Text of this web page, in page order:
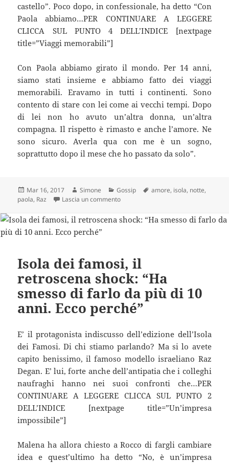
castello”. Poco dopo, in confessionale, ha detto “Con
Paola abbiamo…PER CONTINUARE A LEGGERE
CLICCA SUL PUNTO 4 DELL’INDICE [nextpage
title=”Viaggi memorabili”]
Con Paola abbiamo girato il mondo. Per 14 anni,
siamo stati insieme e abbiamo fatto dei viaggi
memorabili. Eravamo in tutti i continenti. Sono
contento di stare con lei come ai vecchi tempi. Dopo
di lei non ho avuto un’altra donna, un’altra
compagna. Il rispetto è rimasto e anche l’amore. Ne
sono sicuro. Averla qua con me è un sogno,
soprattutto dopo il mese che ho passato da solo”.
Scritto
il
Mar 16, 2017 Autore
Simone Categorie
Gossip Tag
amore, isola, notte,
paola, Raz Lascia un commentosu RAZ E PAOLA HANNO PASSATO
Isola dei famosi, il
retroscena shock: “Ha
smesso di farlo da più di 10
anni. Ecco perché”
E’ il protagonista indiscusso dell’edizione dell’Isola
dei Famosi. Di chi stiamo parlando? Ma si lo avete
capito benissimo, il famoso modello israeliano Raz
Degan. E’ lui, forte anche dell’antipatia che i colleghi
naufraghi hanno nei suoi confronti che…PER
CONTINUARE A LEGGERE CLICCA SUL PUNTO 2
DELL’INDICE [nextpage title=”Un’impresa
impossibile”]
Malena ha allora chiesto a Rocco di fargli cambiare
idea e quest’ultimo ha detto “No, è un’impresa